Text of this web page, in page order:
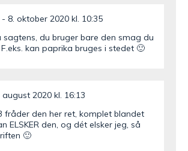
8. oktober 2020 kl. 10:35
sagtens, du bruger bare den smag du
kan paprika bruges i stedet 🙂
august 2020 kl. 16:13
fråder den her ret, komplet blandet
ELSKER den, og dét elsker jeg, så
🙂